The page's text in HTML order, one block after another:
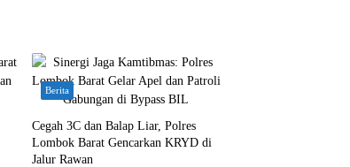
Berita
Cegah 3C dan Balap Liar, Polres
Lombok Barat Gencarkan KRYD di
Jalur Rawan